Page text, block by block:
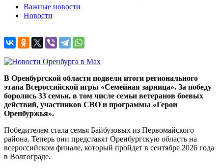
Важные новости
Новости
В Оренбургской области подвели итоги регионального
этапа Всероссийской игры «Семейная зарница». За победу
боролись 33 семьи, в том числе семьи ветеранов боевых
действий, участников СВО и программы «Герои
Оренбуржья».
Победителем стала семья Байбузовых из Первомайского
района. Теперь они представят Оренбургскую область на
всероссийском финале, который пройдет в сентябре 2026 года
в Волгограде.